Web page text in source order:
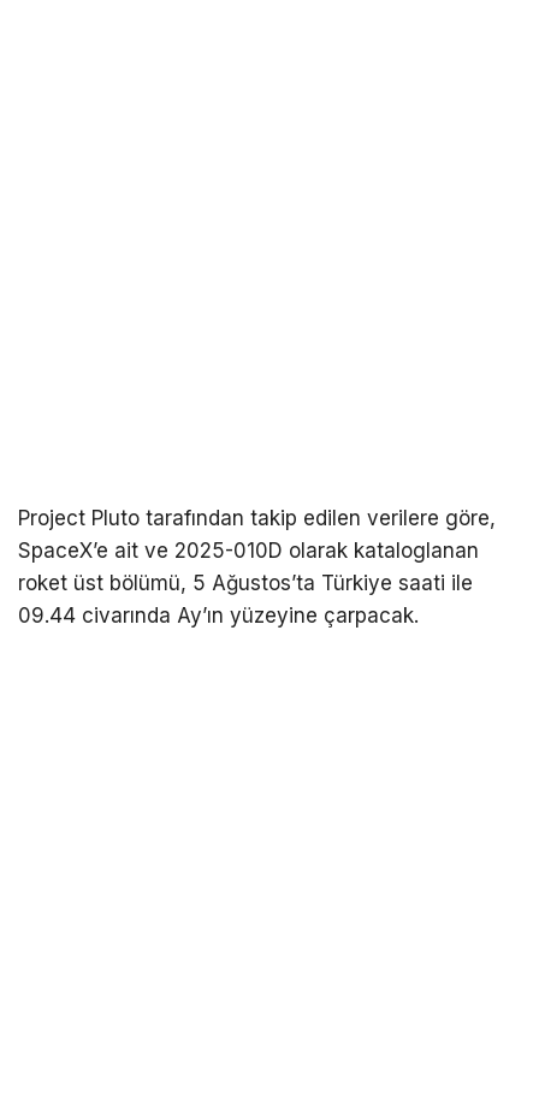
Project Pluto tarafından takip edilen verilere göre,
SpaceX’e ait ve 2025-010D olarak kataloglanan
roket üst bölümü, 5 Ağustos’ta Türkiye saati ile
09.44 civarında Ay’ın yüzeyine çarpacak.